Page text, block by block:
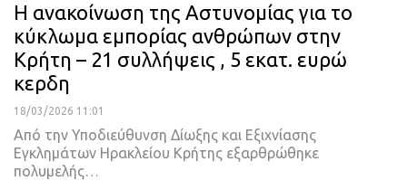
Η ανακοίνωση της Αστυνομίας για το
κύκλωμα εμπορίας ανθρώπων στην
Κρήτη – 21 συλλήψεις , 5 εκατ. ευρώ
κερδη
18/03/2026 11:01
Από την Υποδιεύθυνση Δίωξης και Εξιχνίασης
Εγκλημάτων Ηρακλείου Κρήτης εξαρθρώθηκε
πολυμελής…